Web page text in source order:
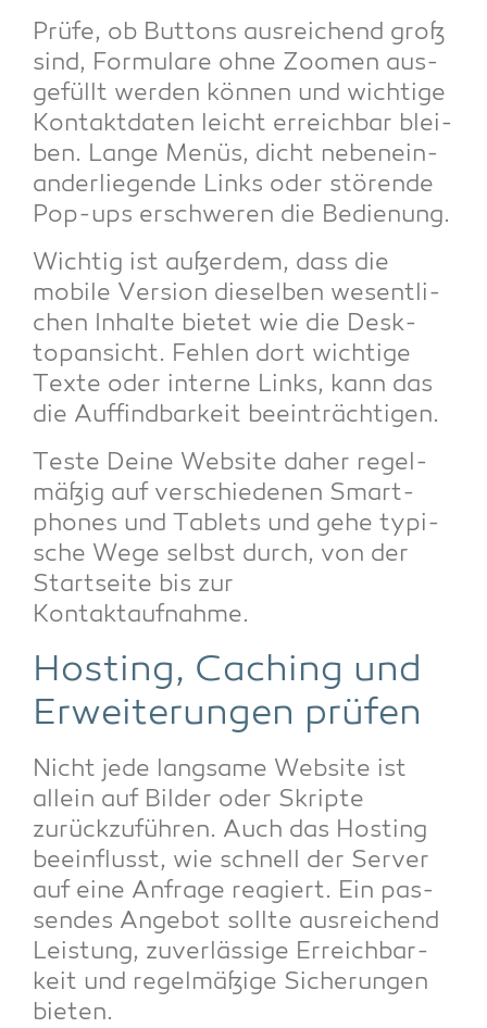
Prü­fe, ob But­tons aus­rei­chend groß
sind, For­mu­la­re ohne Zoo­men aus­
ge­füllt wer­den kön­nen und wich­ti­ge
Kon­takt­da­ten leicht erreich­bar blei­
ben. Lan­ge Menüs, dicht neben­ein­
an­der­lie­gen­de Links oder stö­ren­de
Pop-ups erschwe­ren die Bedienung.
Wich­tig ist außer­dem, dass die
mobi­le Ver­si­on die­sel­ben wesent­li­
chen Inhal­te bie­tet wie die Desk­
top­an­sicht. Feh­len dort wich­ti­ge
Tex­te oder inter­ne Links, kann das
die Auf­find­bar­keit beeinträchtigen.
Tes­te Dei­ne Web­site daher regel­
mä­ßig auf ver­schie­de­nen Smart­
phones und Tablets und gehe typi­
sche Wege selbst durch, von der
Start­sei­te bis zur
Kontaktaufnahme.
Hos­ting, Caching und
Erwei­te­run­gen prüfen
Nicht jede lang­sa­me Web­site ist
allein auf Bil­der oder Skrip­te
zurück­zu­füh­ren. Auch das Hos­ting
beein­flusst, wie schnell der Ser­ver
auf eine Anfra­ge reagiert. Ein pas­
sen­des Ange­bot soll­te aus­rei­chend
Leis­tung, zuver­läs­si­ge Erreich­bar­
keit und regel­mä­ßi­ge Siche­run­gen
bieten.